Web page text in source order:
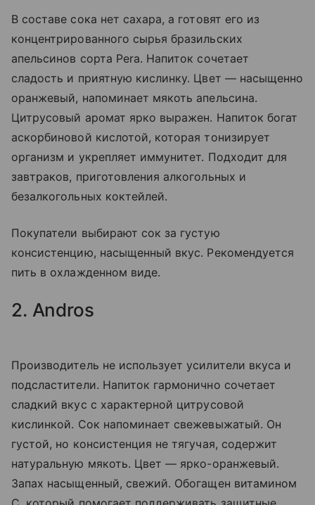
В составе сока нет сахара, а готовят его из
концентрированного сырья бразильских
апельсинов сорта Pera. Напиток сочетает
сладость и приятную кислинку. Цвет — насыщенно
оранжевый, напоминает мякоть апельсина.
Цитрусовый аромат ярко выражен. Напиток богат
аскорбиновой кислотой, которая тонизирует
организм и укрепляет иммунитет. Подходит для
завтраков, приготовления алкогольных и
безалкогольных коктейлей.
Покупатели выбирают сок за густую
консистенцию, насыщенный вкус. Рекомендуется
пить в охлажденном виде.
2. Andros
Производитель не использует усилители вкуса и
подсластители. Напиток гармонично сочетает
сладкий вкус с характерной цитрусовой
кислинкой. Сок напоминает свежевыжатый. Он
густой, но консистенция не тягучая, содержит
натуральную мякоть. Цвет — ярко-оранжевый.
Запах насыщенный, свежий. Обогащен витамином